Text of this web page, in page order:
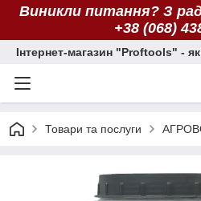
Виникли питання? З
+38 (068)
Інтернет-магазин "Proftools" -
Товари та послуги